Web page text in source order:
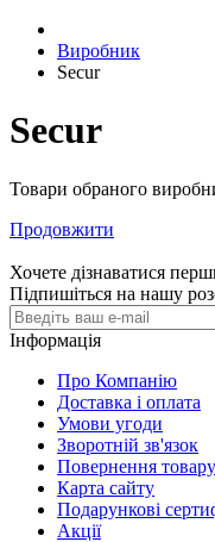
Виробник
Secur
Secur
Товари обраного
Продовжити
Хочете дізнаватися
Підпишіться на нашу
Інформація
Про Компанію
Доставка і оплата
Умови угоди
Зворотній зв'язок
Повернення товару
Карта сайту
Подарункові
Акції